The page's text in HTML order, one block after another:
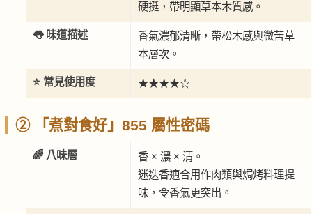
硬挺，帶明顯草本木質感。
👅 味道描述
香氣濃郁清晰，帶松木感與微苦草
本層次。
⭐ 常見使用度 ★★★★☆
② 「煮對食好」855 屬性密碼
🌈 八味層
香 × 濃 × 清。
迷迭香適合用作肉類與焗烤料理提
味，令香氣更突出。